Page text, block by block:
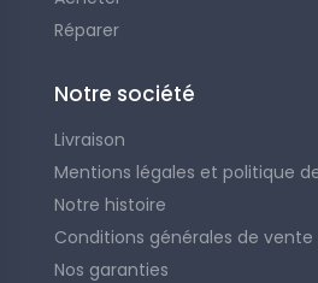
Réparer
Notre société
Livraison
Mentions légales et politique
Notre histoire
Conditions générales de vente
Nos garanties